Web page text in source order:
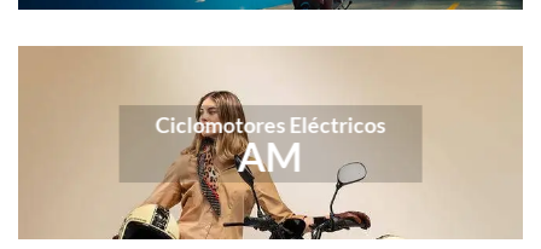
Ciclomotores Eléctricos
AM